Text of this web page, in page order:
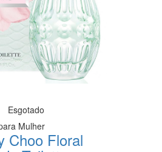
Esgotado
Mulher
Choo Floral